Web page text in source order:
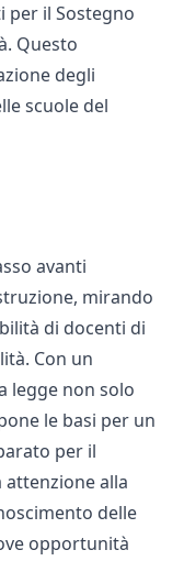
per il Sostegno
Questo
degli
scuole del
avanti
mirando
di docenti di
Con un
legge non solo
le basi per un
per il
alla
delle
opportunità